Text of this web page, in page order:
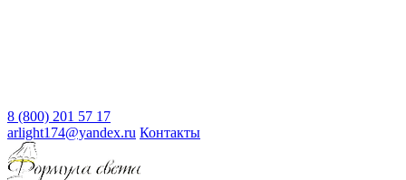
8 (800) 201 57 17
arlight174@yandex.ru Контакты